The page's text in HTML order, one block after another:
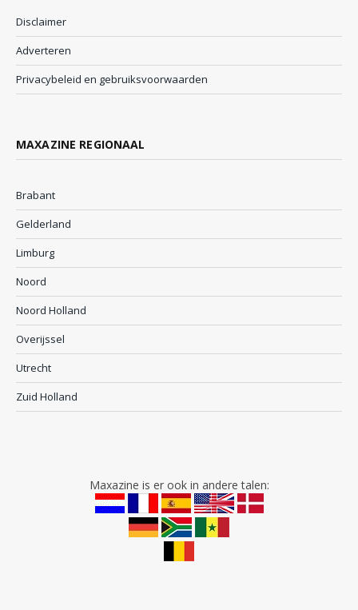
Disclaimer
Adverteren
Privacybeleid en gebruiksvoorwaarden
MAXAZINE REGIONAAL
Brabant
Gelderland
Limburg
Noord
Noord Holland
Overijssel
Utrecht
Zuid Holland
Maxazine is er ook in andere talen: